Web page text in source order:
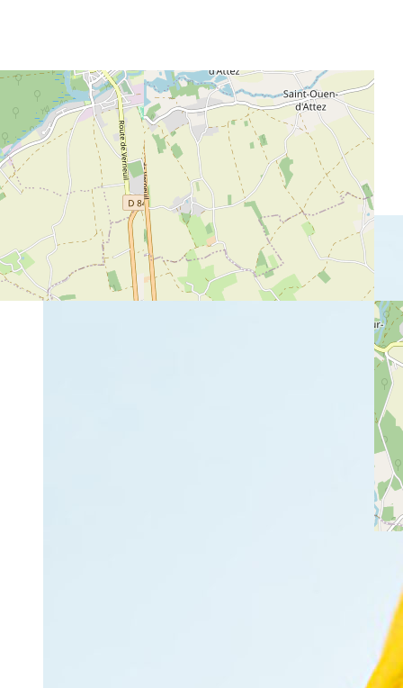
Jikaëlle :
Jikaëlle : Chant/Guitare
Bernard Léchot : Guitare
En savoir plus :
www.adelysofficiel.com
www.jikaelle.com